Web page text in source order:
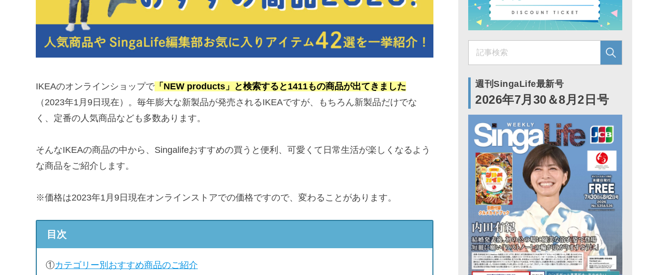
IKEAのオンラインショップで 「NEW products」と検索すると1411もの商品が出てきました
（2023年1月9日現在）。毎年膨大な新製品が発売されるIKEAですが、もちろん新製品だけでな
く、定番の人気商品なども多数あります。
そんなIKEAの商品の中から、Singalifeおすすめの買うと便利、可愛くて日常生活が楽しくなるよう
な商品をご紹介します。
※価格は2023年1月9日現在オンラインストアでの価格ですので、変わることがあります。
目次
①カテゴリー別おすすめ商品のご紹介
週刊SingaLife最新号
2026年7月30＆8月2日号